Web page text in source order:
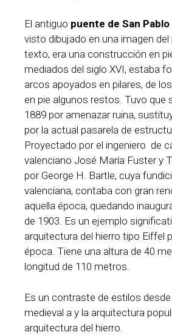
El antiguo puente de San Pablo
visto dibujado en una imagen
texto, era una construcción en
mediados del siglo XVI, estaba
arcos apoyados en pilares, de
en pie algunos restos. Tuvo que
1889 por amenazar ruina,
por la actual pasarela de
Proyectado por el ingeniero de
valenciano José María Fuster y
por George H. Bartle, cuya
valenciana, contaba con gran
aquella época, quedando
de 1903. Es un ejemplo
arquitectura del hierro tipo Eiffel
época. Tiene una altura de 40
longitud de 110 metros.
Es un contraste de estilos
medieval a y la arquitectura
arquitectura del hierro.